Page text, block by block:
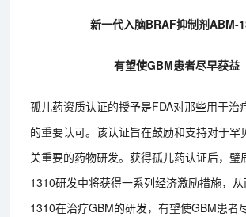
新一代入脑BRAF抑制剂ABM-
有望使GBM患者尽早获益
孤儿药资质认证的授予是FDA对那些用于治
的重要认可。该认证旨在鼓励和支持对于罕
关重要的药物研发。获得孤儿药认证后，璧
1310研发中将获得一系列经济激励措施，
1310在治疗GBM的研发，有望使GBM患者